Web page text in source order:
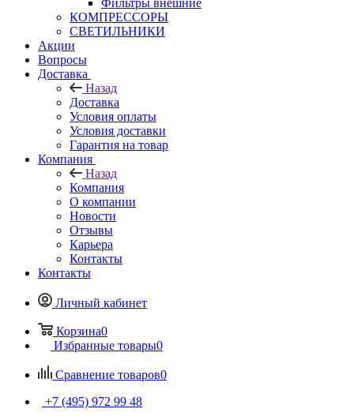
Фильтры внешние
КОМПРЕССОРЫ
СВЕТИЛЬНИКИ
Акции
Вопросы
Доставка
Назад
Доставка
Условия оплаты
Условия доставки
Гарантия на товар
Компания
Назад
Компания
О компании
Новости
Отзывы
Карьера
Контакты
Контакты
Личный кабинет
Корзина0
Избранные товары0
Сравнение товаров0
+7 (495) 972 99 48